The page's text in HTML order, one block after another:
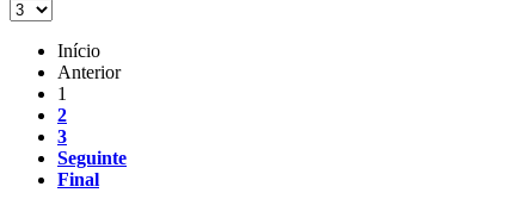
Início
Anterior
1
2
3
Seguinte
Final